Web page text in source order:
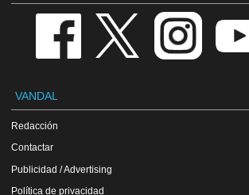
VANDAL
Redacción
Contactar
Publicidad / Advertising
Política de privacidad